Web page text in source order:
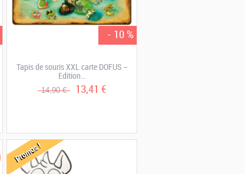
- 10 %
Tapis de souris XXL carte DOFUS –
Edition...
14,90 € 13,41 €
Promos !